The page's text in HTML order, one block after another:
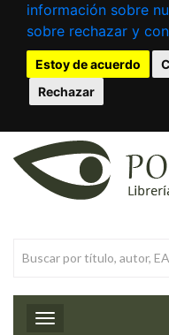
información sobre
sobre rechazar y
Estoy de acuerdo
Rechazar
Toggle navigation